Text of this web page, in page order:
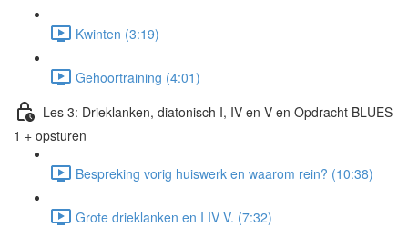
Kwinten (3:19)
Gehoortraining (4:01)
Les 3: Drieklanken, diatonisch I, IV en V en Opdracht BLUES
1 + opsturen
Bespreking vorig huiswerk en waarom rein? (10:38)
Grote drieklanken en I IV V. (7:32)